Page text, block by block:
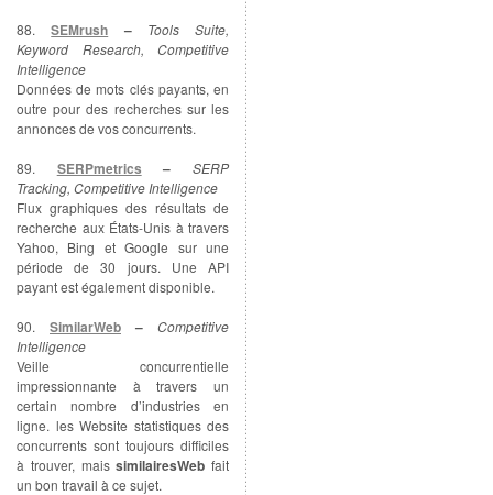
88.SEMrush –
Tools Suite,
Keyword Research, Competitive
Intelligence
Données de mots clés payants, en
outre pour des recherches sur les
annonces de vos concurrents.
89. SERPmetrics –SERP
Tracking, Competitive Intelligence
Flux graphiques des résultats de
recherche aux États-Unis à travers
Yahoo, Bing et Google sur une
période de 30 jours. Une API
payant est également disponible.
90. SimilarWeb – Competitive
Intelligence
Veille concurrentielle
impressionnante à travers un
certain nombre d’industries en
ligne. les Website statistiques des
concurrents sont toujours difficiles
à trouver, maissimilairesWeb fait
un bon travail à ce sujet.